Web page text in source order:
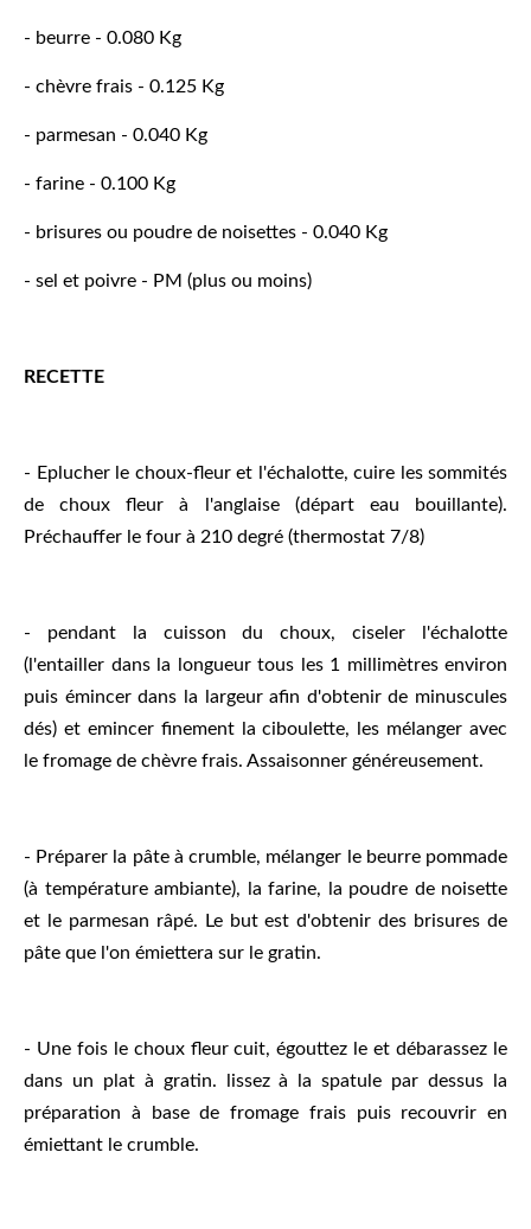
- beurre - 0.080 Kg
- chèvre frais - 0.125 Kg
- parmesan - 0.040 Kg
- farine - 0.100 Kg
- brisures ou poudre de noisettes - 0.040 Kg
- sel et poivre - PM (plus ou moins)
RECETTE
- Eplucher le choux-fleur et l'échalotte, cuire les sommités
de choux fleur à l'anglaise (départ eau bouillante).
Préchauffer le four à 210 degré (thermostat 7/8)
- pendant la cuisson du choux, ciseler l'échalotte
(l'entailler dans la longueur tous les 1 millimètres environ
puis émincer dans la largeur afin d'obtenir de minuscules
dés) et emincer finement la ciboulette, les mélanger avec
le fromage de chèvre frais. Assaisonner généreusement.
- Préparer la pâte à crumble, mélanger le beurre pommade
(à température ambiante), la farine, la poudre de noisette
et le parmesan râpé. Le but est d'obtenir des brisures de
pâte que l'on émiettera sur le gratin.
- Une fois le choux fleur cuit, égouttez le et débarassez le
dans un plat à gratin. lissez à la spatule par dessus la
préparation à base de fromage frais puis recouvrir en
émiettant le crumble.